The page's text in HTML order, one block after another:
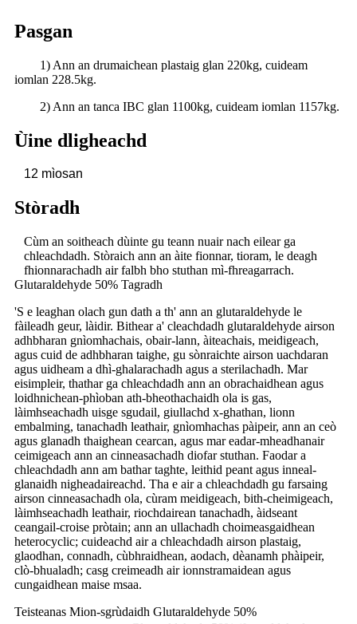
Pasgan
1) Ann an drumaichean plastaig glan 220kg, cuideam
iomlan 228.5kg.
2) Ann an tanca IBC glan 1100kg, cuideam iomlan 1157kg.
Ùine dligheachd
12 mìosan
Stòradh
Cùm an soitheach dùinte gu teann nuair nach eilear ga
chleachdadh. Stòraich ann an àite fionnar, tioram, le deagh
fhionnarachadh air falbh bho stuthan mì-fhreagarrach.
Glutaraldehyde 50% Tagradh
'S e leaghan olach gun dath a th' ann an glutaraldehyde le
fàileadh geur, làidir. Bithear a' cleachdadh glutaraldehyde airson
adhbharan gnìomhachais, obair-lann, àiteachais, meidigeach,
agus cuid de adhbharan taighe, gu sònraichte airson uachdaran
agus uidheam a dhì-ghalarachadh agus a sterilachadh. Mar
eisimpleir, thathar ga chleachdadh ann an obrachaidhean agus
loidhnichean-phìoban ath-bheothachaidh ola is gas,
làimhseachadh uisge sgudail, giullachd x-ghathan, lionn
embalming, tanachadh leathair, gnìomhachas pàipeir, ann an ceò
agus glanadh thaighean cearcan, agus mar eadar-mheadhanair
ceimigeach ann an cinneasachadh diofar stuthan. Faodar a
chleachdadh ann am bathar taghte, leithid peant agus inneal-
glanaidh nigheadaireachd. Tha e air a chleachdadh gu farsaing
airson cinneasachadh ola, cùram meidigeach, bith-cheimigeach,
làimhseachadh leathair, riochdairean tanachadh, àidseant
ceangail-croise pròtain; ann an ullachadh choimeasgaidhean
heterocyclic; cuideachd air a chleachdadh airson plastaig,
glaodhan, connadh, cùbhraidhean, aodach, dèanamh phàipeir,
clò-bhualadh; casg creimeadh air ionnstramaidean agus
cungaidhean maise msaa.
Teisteanas Mion-sgrùdaidh Glutaraldehyde 50%